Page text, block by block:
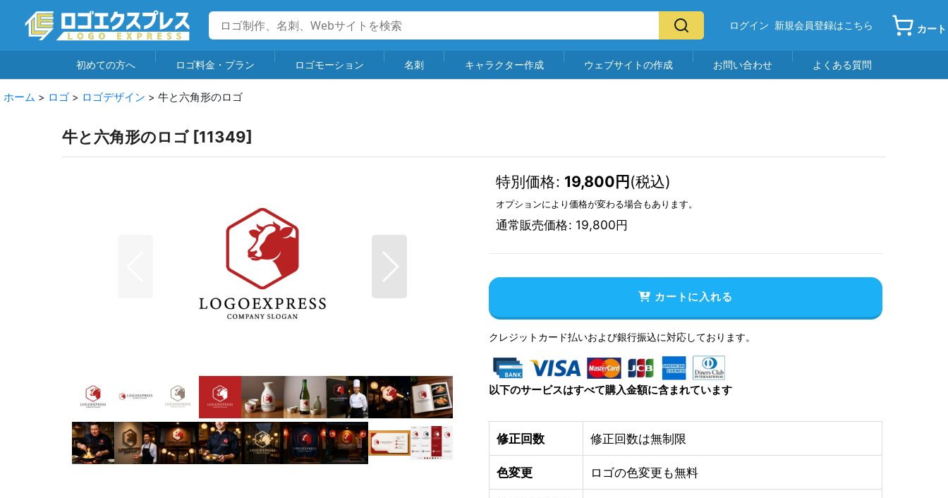
ログイン 新規会員登録はこちら カート
初めての方へ ロゴ料金・プラン ロゴモーション 名刺 キャラクター作成 ウェブサイトの作成 お問い合わせ よくある質問
ホーム > ロゴ > ロゴデザイン > 牛と六角形のロゴ
牛と六角形のロゴ [11349]
特別価格: 19,800円(税込)
オプションにより価格が変わる場合もあります。
通常販売価格: 19,800円
カートに入れる
クレジットカード払いおよび銀行振込に対応しております。
以下のサービスはすべて購入金額に含まれています
修正回数 修正回数は無制限
色変更 ロゴの色変更も無料